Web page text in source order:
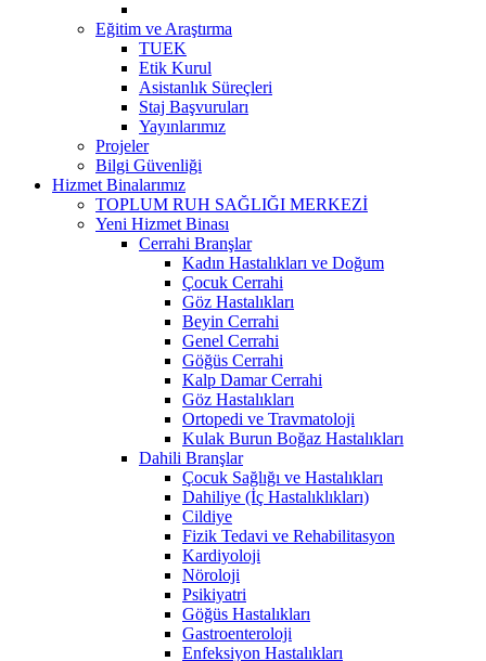
Eğitim ve Araştırma
TUEK
Etik Kurul
Asistanlık Süreçleri
Staj Başvuruları
Yayınlarımız
Projeler
Bilgi Güvenliği
Hizmet Binalarımız
TOPLUM RUH SAĞLIĞI MERKEZİ
Yeni Hizmet Binası
Cerrahi Branşlar
Kadın Hastalıkları ve Doğum
Çocuk Cerrahi
Göz Hastalıkları
Beyin Cerrahi
Genel Cerrahi
Göğüs Cerrahi
Kalp Damar Cerrahi
Göz Hastalıkları
Ortopedi ve Travmatoloji
Kulak Burun Boğaz Hastalıkları
Dahili Branşlar
Çocuk Sağlığı ve Hastalıkları
Dahiliye (İç Hastalıklıkları)
Cildiye
Fizik Tedavi ve Rehabilitasyon
Kardiyoloji
Nöroloji
Psikiyatri
Göğüs Hastalıkları
Gastroenteroloji
Enfeksiyon Hastalıkları